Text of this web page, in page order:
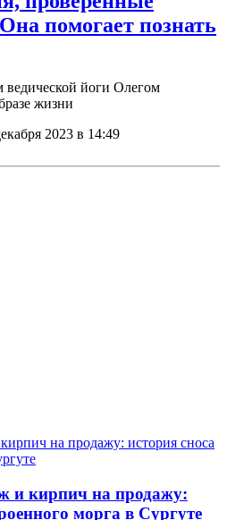
помогает познать
ведической йоги Олегом
жизни
2023 в 14:49
и кирпич на продажу:
морга в Сургуте